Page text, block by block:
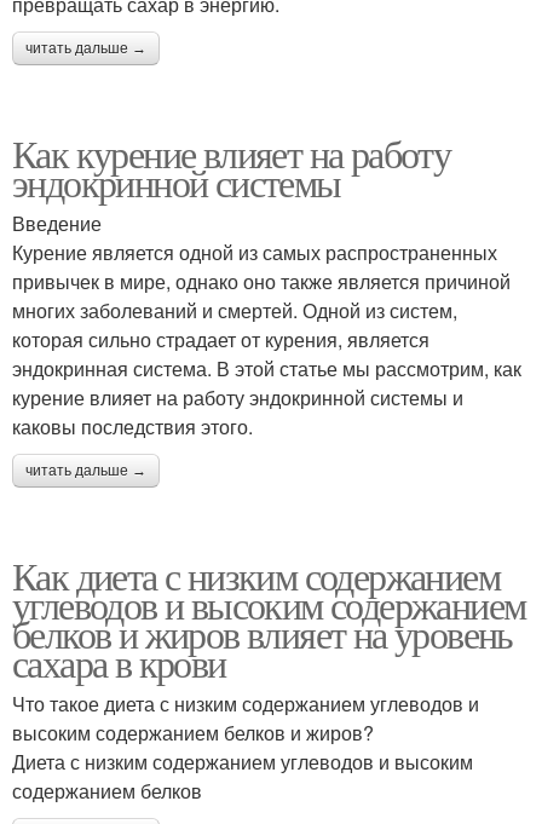
читать дальше →
Как курение влияет на работу
эндокринной системы
Введение
Курение является одной из самых распространенных
привычек в мире, однако оно также является причиной
многих заболеваний и смертей. Одной из систем,
которая сильно страдает от курения, является
эндокринная система. В этой статье мы рассмотрим, как
курение влияет на работу эндокринной системы и
каковы последствия этого.
читать дальше →
Как диета с низким содержанием
углеводов и высоким содержанием
белков и жиров влияет на уровень
сахара в крови
Что такое диета с низким содержанием углеводов и
высоким содержанием белков и жиров?
Диета с низким содержанием углеводов и высоким
содержанием белков